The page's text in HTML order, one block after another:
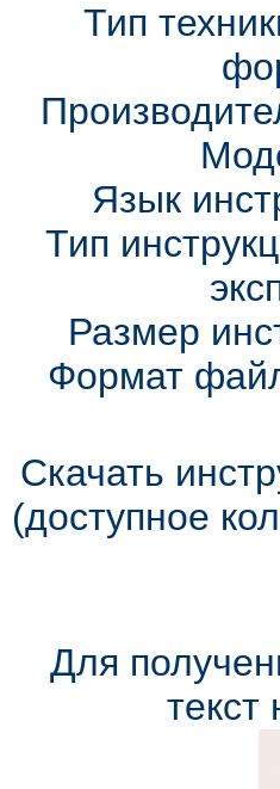
Тип
Язык
Тип
Размер
Формат
Скачать
(доступное
Для
текст